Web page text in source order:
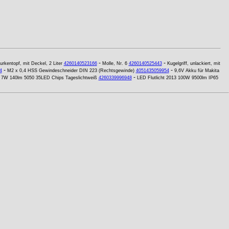
mit Deckel, 2 Liter 4260140523166- Molle, Nr. 6 4260140525443- Kugelgriff, unlackiert, mit
- M2 x 0,4 HSS Gewindeschneider DIN 223 (Rechtsgewinde) 4051435059954- 9,6V Akku für Makita
140lm 5050 35LED Chips Tageslichtweiß 4260339996948- LED Flutlicht 2013 100W 9500lm IP65